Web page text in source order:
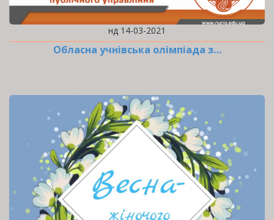
нд 14-03-2021
Обласна учнівська олімпіада з…